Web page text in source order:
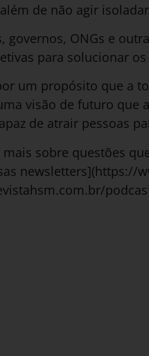
de não agir
governos, ONGs e
para solucionar
um propósito que a
visão de futuro que
de atrair pessoas
sobre questões
newsletters](https://